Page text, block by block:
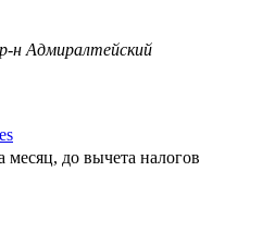
н Адмиралтейский
месяц, до вычета налогов